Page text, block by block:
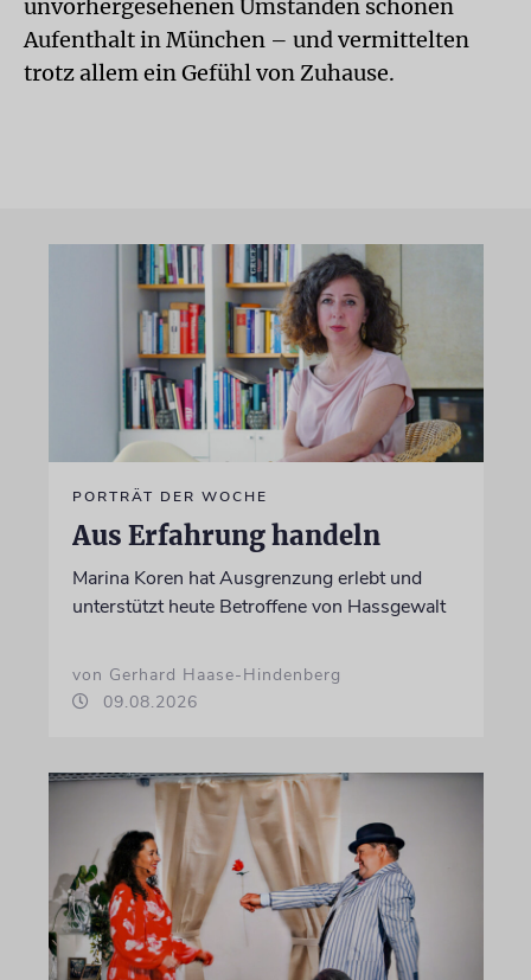
unvorhergesehenen Umständen schönen
Aufenthalt in München – und vermittelten
trotz allem ein Gefühl von Zuhause.
PORTRÄT DER WOCHE
Aus Erfahrung handeln
Marina Koren hat Ausgrenzung erlebt und
unterstützt heute Betroffene von Hassgewalt
von Gerhard Haase-Hindenberg
09.08.2026